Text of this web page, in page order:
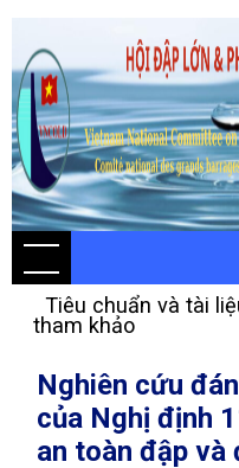
Tiêu chuẩn và tài
tham khảo
Nghiên cứu
của Nghị định
an toàn đập và